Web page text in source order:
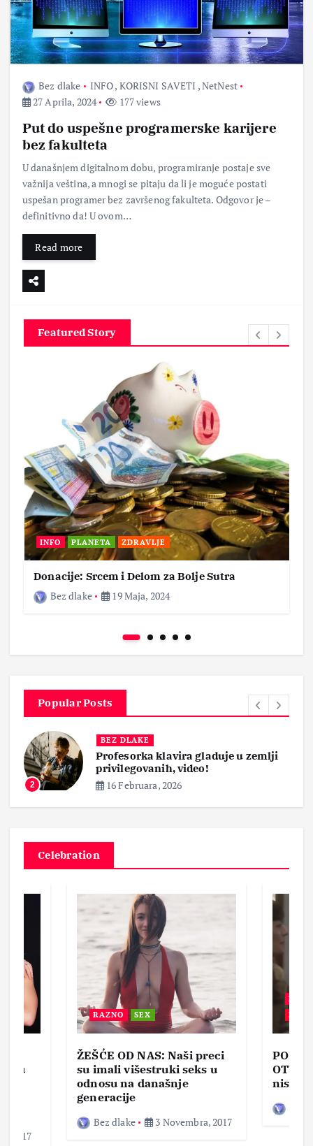
Bez dlake INFO, KORISNI SAVETI ,NetNest
27 Aprila, 2024
177 views
Put do uspešne programerske karijere
bez fakulteta
U današnjem digitalnom dobu, programiranje postaje sve
važnija veština, a mnogi se pitaju da li je moguće postati
uspešan programer bez završenog fakulteta. Odgovor je –
definitivno da! U ovom…
Read more
Featured Story
INFO PLANETA ZDRAVLJE
Donacije: Srcem i Delom za Bolje Sutra
Bez dlake
19 Maja, 2024
Popular Posts
2
BEZ DLAKE
Profesorka klavira gladuje u zemlji
privilegovanih, video!
16 Februara, 2026
Celebration
u
2017
RAZNO SEX
ŽEŠĆE OD NAS: Naši preci
su imali višestruki seks u
odnosu na današnje
generacije
Bez dlake 3 Novembra, 2017
BEZ
nisam